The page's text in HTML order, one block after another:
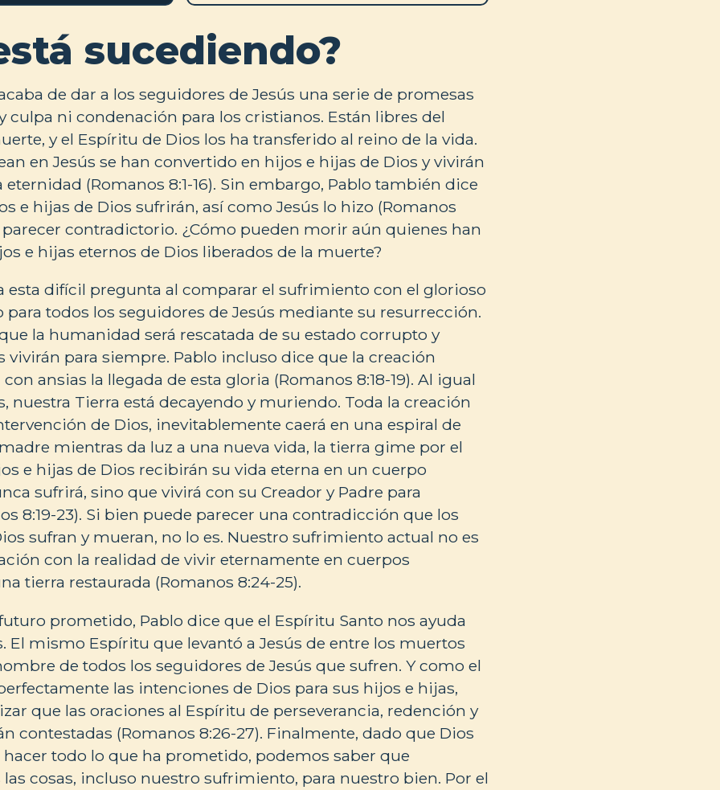
sucediendo?
de dar a los seguidores de Jesús una serie de promesas
culpa ni condenación para los cristianos. Están libres del
y el Espíritu de Dios los ha transferido al reino de la vida.
en Jesús se han convertido en hijos e hijas de Dios y vivirán
(Romanos 8:1-16). Sin embargo, Pablo también dice
e hijas de Dios sufrirán, así como Jesús lo hizo (Romanos
parecer contradictorio. ¿Cómo pueden morir aún quienes han
e hijas eternos de Dios liberados de la muerte?
esta difícil pregunta al comparar el sufrimiento con el glorioso
para todos los seguidores de Jesús mediante su resurrección.
la humanidad será rescatada de su estado corrupto y
vivirán para siempre. Pablo incluso dice que la creación
ansias la llegada de esta gloria (Romanos 8:18-19). Al igual
nuestra Tierra está decayendo y muriendo. Toda la creación
de Dios, inevitablemente caerá en una espiral de
mientras da luz a una nueva vida, la tierra gime por el
e hijas de Dios recibirán su vida eterna en un cuerpo
sufrirá, sino que vivirá con su Creador y Padre para
8:19-23). Si bien puede parecer una contradicción que los
sufran y mueran, no lo es. Nuestro sufrimiento actual no es
con la realidad de vivir eternamente en cuerpos
tierra restaurada (Romanos 8:24-25).
prometido, Pablo dice que el Espíritu Santo nos ayuda
El mismo Espíritu que levantó a Jesús de entre los muertos
de todos los seguidores de Jesús que sufren. Y como el
las intenciones de Dios para sus hijos e hijas,
que las oraciones al Espíritu de perseverancia, redención y
contestadas (Romanos 8:26-27). Finalmente, dado que Dios
todo lo que ha prometido, podemos saber que
cosas, incluso nuestro sufrimiento, para nuestro bien. Por el